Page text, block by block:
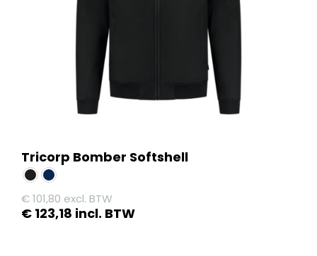
Tricorp Bomber Softshell
€101,80 excl. BTW
€ 123,18 incl. BTW